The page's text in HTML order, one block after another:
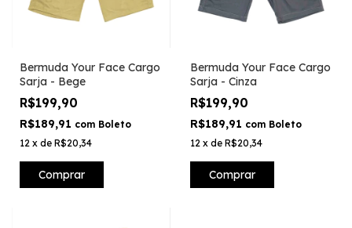
Bermuda Your Face Cargo
Sarja - Bege
R$199,90
R$189,91 com Boleto
12 x de R$20,34
Comprar
Bermuda Your Face Cargo
Sarja - Cinza
R$199,90
R$189,91 com Boleto
12 x de R$20,34
Comprar